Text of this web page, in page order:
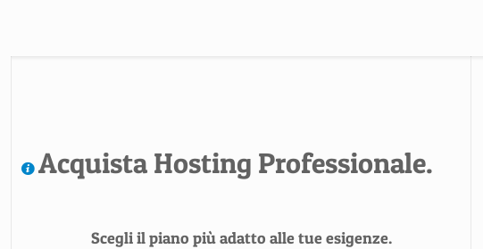
Acquista Hosting Professionale.
Scegli il piano più adatto alle tue esigenze.